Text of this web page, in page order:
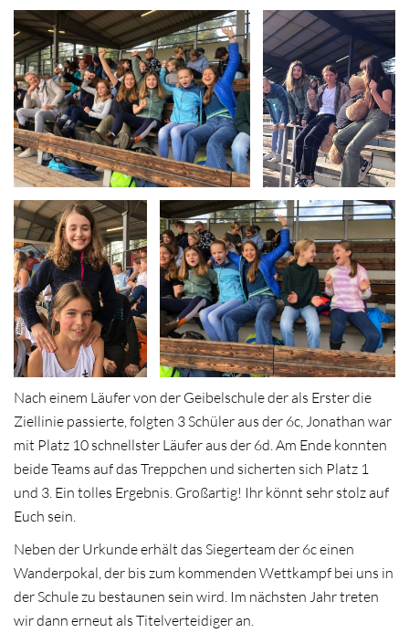
Nach einem Läufer von der Geibelschule der als Erster die
Ziellinie passierte, folgten 3 Schüler aus der 6c, Jonathan war
mit Platz 10 schnellster Läufer aus der 6d. Am Ende konnten
beide Teams auf das Treppchen und sicherten sich Platz 1
und 3. Ein tolles Ergebnis. Großartig! Ihr könnt sehr stolz auf
Euch sein.
Neben der Urkunde erhält das Siegerteam der 6c einen
Wanderpokal, der bis zum kommenden Wettkampf bei uns in
der Schule zu bestaunen sein wird. Im nächsten Jahr treten
wir dann erneut als Titelverteidiger an.